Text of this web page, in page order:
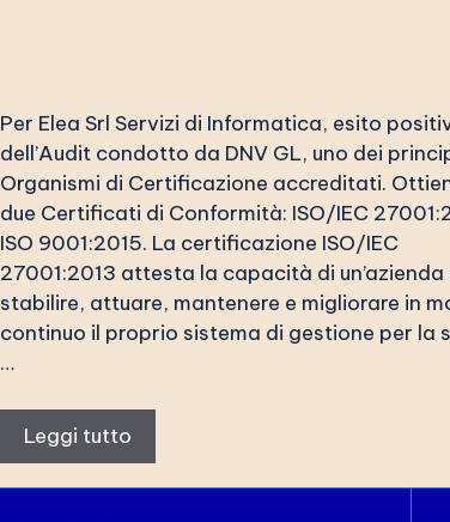
Per Elea Srl Servizi di Informatica, esito
dell’Audit condotto da DNV GL, uno dei
Organismi di Certificazione accreditati.
due Certificati di Conformità: ISO/IEC
ISO 9001:2015. La certificazione ISO/IEC
27001:2013 attesta la capacità di un’azienda
stabilire, attuare, mantenere e migliorare in
continuo il proprio sistema di gestione per la
…
Leggi tutto